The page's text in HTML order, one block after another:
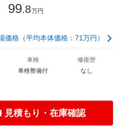
99.8万円
価格（平均本体価格：71万円）
車検
車検整備付
修復歴
なし
見積もり・在庫確認